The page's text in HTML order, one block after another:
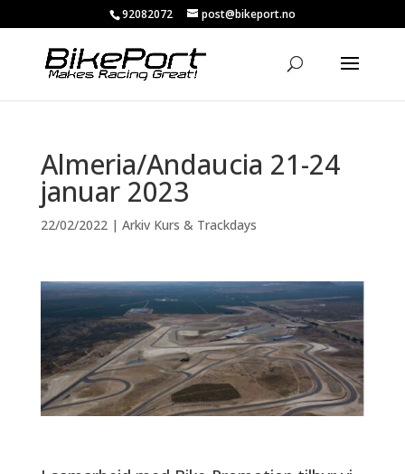
92082072 post@bikeport.no
Almeria/Andaucia 21-24
januar 2023
22/02/2022| Arkiv Kurs & Trackdays